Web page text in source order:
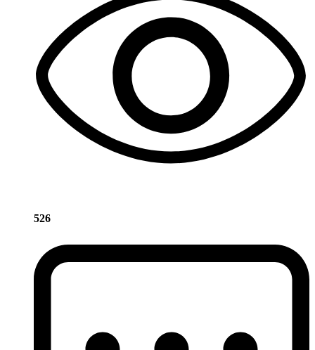
526